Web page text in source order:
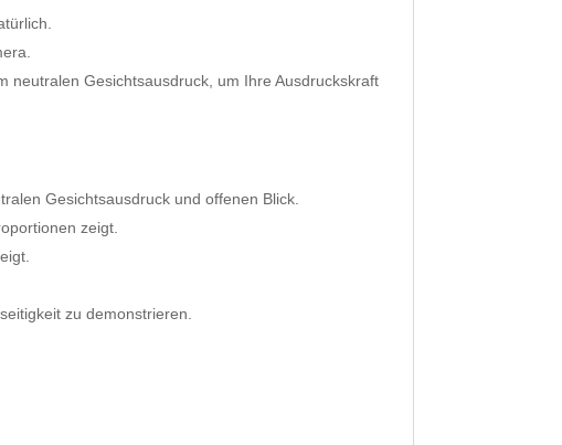
neutralen Gesichtsausdruck, um Ihre Ausdruckskraft
Gesichtsausdruck und offenen Blick.
zeigt.
zu demonstrieren.